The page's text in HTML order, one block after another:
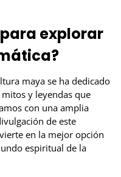
explorar
maya se ha dedicado
y leyendas que
con una amplia
de este
en la mejor opción
espiritual de la